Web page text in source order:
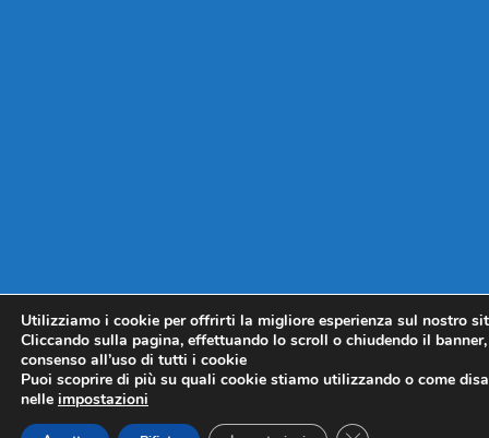
Utilizziamo i cookie per offrirti la migliore esperienza sul nostro
Cliccando sulla pagina, effettuando lo scroll o chiudendo il
consenso all’uso di tutti i cookie
Puoi scoprire di più su quali cookie stiamo utilizzando o come
nelle impostazioni